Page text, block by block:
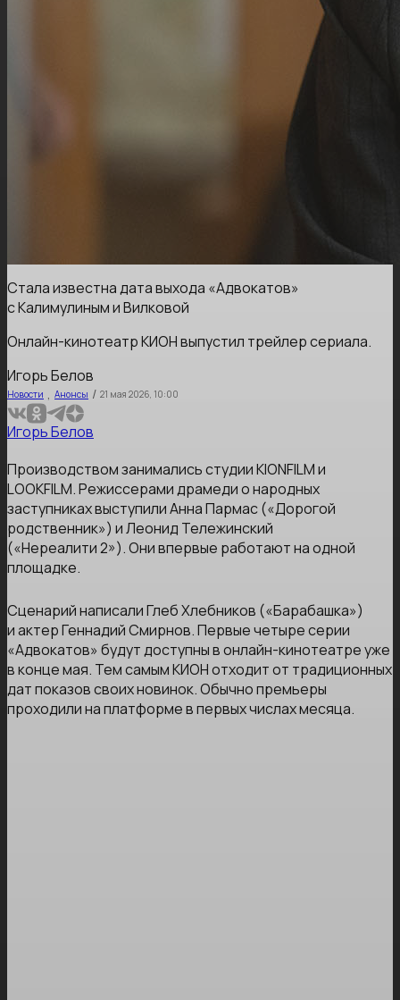
Стала известна дата выхода «Адвокатов»
с Калимулиным и Вилковой
Онлайн-кинотеатр КИОН выпустил трейлер сериала.
Игорь Белов
Новости , Анонсы / 21 мая 2026, 10:00
Игорь Белов
Производством занимались студии KIONFILM и
LOOKFILM. Режиссерами драмеди о народных
заступниках выступили Анна Пармас («Дорогой
родственник») и Леонид Тележинский
(«Нереалити 2»). Они впервые работают на одной
площадке.
Сценарий написали Глеб Хлебников («Барабашка»)
и актер Геннадий Смирнов. Первые четыре серии
«Адвокатов» будут доступны в онлайн-кинотеатре уже
в конце мая. Тем самым КИОН отходит от традиционных
дат показов своих новинок. Обычно премьеры
проходили на платформе в первых числах месяца.